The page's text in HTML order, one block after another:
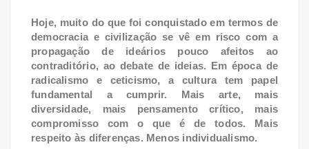
Hoje, muito do que foi conquistado em termos de
democracia e civilização se vê em risco com a
propagação de ideários pouco afeitos ao
contraditório, ao debate de ideias. Em época de
radicalismo e ceticismo, a cultura tem papel
fundamental a cumprir. Mais arte, mais
diversidade, mais pensamento crítico, mais
compromisso com o que é de todos. Mais
respeito às diferenças. Menos individualismo.